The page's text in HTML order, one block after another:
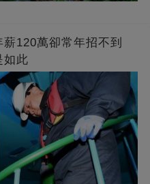
120萬卻常年招不到
如此